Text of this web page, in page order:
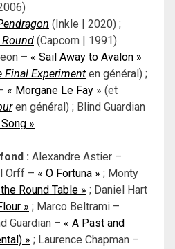
(Inkle | 2020) ;
(Capcom | 1991)
– « Sail Away to Avalon »
Final Experiment en général) ;
« Morgane Le Fay » (et
en général) ; Blind Guardian
»
: Alexandre Astier –
Orff – « O Fortuna » ; Monty
Round Table » ; Daniel Hart
» ; Marco Beltrami –
Guardian – « A Past and
» ; Laurence Chapman –